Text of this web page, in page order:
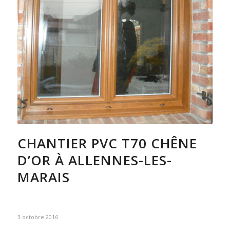
CHANTIER PVC T70 CHÊNE
D’OR À ALLENNES-LES-
MARAIS
3 octobre 2016